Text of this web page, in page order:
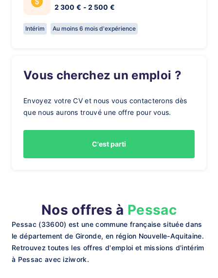
2 300 € - 2 500 €
Intérim Au moins 6 mois d'expérience
Vous cherchez un emploi ?
Envoyez votre CV et nous vous contacterons dès
que nous aurons trouvé une offre pour vous.
C'est parti
Nos offres à Pessac
Pessac (33600) est une commune française située dans
le département de Gironde, en région Nouvelle-Aquitaine.
Retrouvez toutes les offres d'emploi et missions d'intérim
à Pessac avec iziwork.